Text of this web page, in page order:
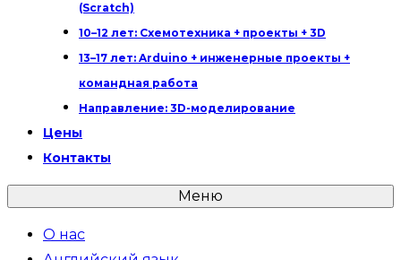
(Scratch)
10–12 лет: Схемотехника + проекты + 3D
13–17 лет: Arduino + инженерные проекты +
командная работа
Направление: 3D-моделирование
Цены
Контакты
Меню
О нас